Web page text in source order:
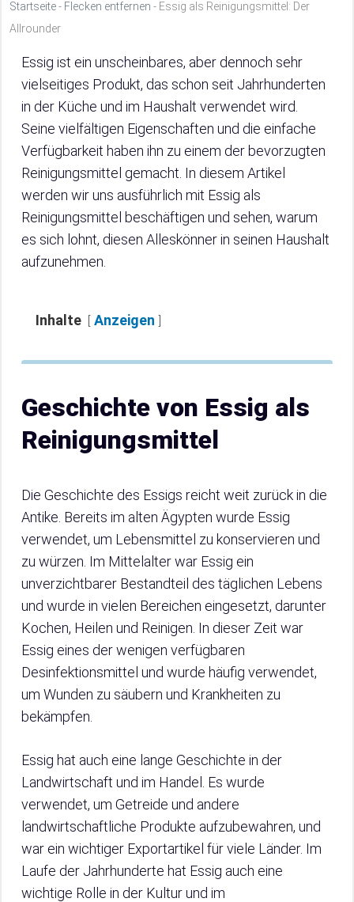
Startseite- Flecken entfernen - Essig als Reinigungsmittel: Der
Allrounder
Essig ist ein unscheinbares, aber dennoch sehr
vielseitiges Produkt, das schon seit Jahrhunderten
in der Küche und im Haushalt verwendet wird.
Seine vielfältigen Eigenschaften und die einfache
Verfügbarkeit haben ihn zu einem der bevorzugten
Reinigungsmittel gemacht. In diesem Artikel
werden wir uns ausführlich mit Essig als
Reinigungsmittel beschäftigen und sehen, warum
es sich lohnt, diesen Alleskönner in seinen Haushalt
aufzunehmen.
Inhalte Anzeigen
Geschichte von Essig als
Reinigungsmittel
Die Geschichte des Essigs reicht weit zurück in die
Antike. Bereits im alten Ägypten wurde Essig
verwendet, um Lebensmittel zu konservieren und
zu würzen. Im Mittelalter war Essig ein
unverzichtbarer Bestandteil des täglichen Lebens
und wurde in vielen Bereichen eingesetzt, darunter
Kochen, Heilen und Reinigen. In dieser Zeit war
Essig eines der wenigen verfügbaren
Desinfektionsmittel und wurde häufig verwendet,
um Wunden zu säubern und Krankheiten zu
bekämpfen.
Essig hat auch eine lange Geschichte in der
Landwirtschaft und im Handel. Es wurde
verwendet, um Getreide und andere
landwirtschaftliche Produkte aufzubewahren, und
war ein wichtiger Exportartikel für viele Länder. Im
Laufe der Jahrhunderte hat Essig auch eine
wichtige Rolle in der Kultur und im